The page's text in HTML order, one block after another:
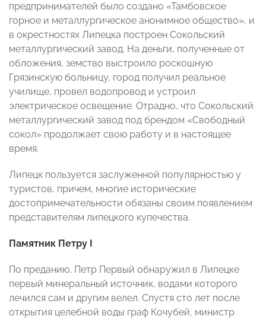
предпринимателей было создано «Тамбовское
горное и металлургическое анонимное общество», и
в окрестностях Липецка построен Сокольский
металлургический завод. На деньги, полученные от
обложения, земство выстроило роскошную
Грязинскую больницу, город получил реальное
училище, провел водопровод и устроил
электрическое освещение. Отрадно, что Сокольский
металлургический завод под брендом «Свободный
сокол» продолжает свою работу и в настоящее
время.
Липецк пользуется заслуженной популярностью у
туристов, причем, многие исторические
достопримечательности обязаны своим появлением
представителям липецкого купечества.
Памятник Петру I
По преданию, Петр Первый обнаружил в Липецке
первый минеральный источник, водами которого
лечился сам и другим велел. Спустя сто лет после
открытия целебной воды граф Кочубей, министр